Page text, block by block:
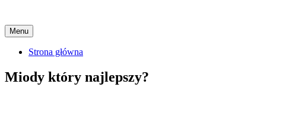
Menu Skip
to
content
Strona główna
Miody który najlepszy?